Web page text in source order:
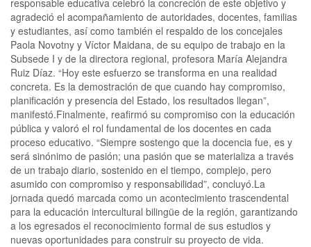
responsable educativa celebró la concreción de este objetivo y
agradeció el acompañamiento de autoridades, docentes, familias
y estudiantes, así como también el respaldo de los concejales
Paola Novotny y Víctor Maidana, de su equipo de trabajo en la
Subsede I y de la directora regional, profesora María Alejandra
Ruiz Díaz. “Hoy este esfuerzo se transforma en una realidad
concreta. Es la demostración de que cuando hay compromiso,
planificación y presencia del Estado, los resultados llegan”,
manifestó.Finalmente, reafirmó su compromiso con la educación
pública y valoró el rol fundamental de los docentes en cada
proceso educativo. “Siempre sostengo que la docencia fue, es y
será sinónimo de pasión; una pasión que se materializa a través
de un trabajo diario, sostenido en el tiempo, complejo, pero
asumido con compromiso y responsabilidad”, concluyó.La
jornada quedó marcada como un acontecimiento trascendental
para la educación intercultural bilingüe de la región, garantizando
a los egresados el reconocimiento formal de sus estudios y
nuevas oportunidades para construir su proyecto de vida.